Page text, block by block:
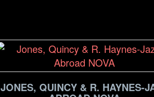
JONES, QUINCY & R. HAYNES-